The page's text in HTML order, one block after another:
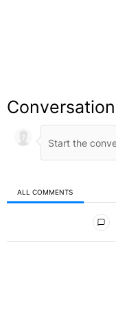
Conversation
ALL COMMENTS